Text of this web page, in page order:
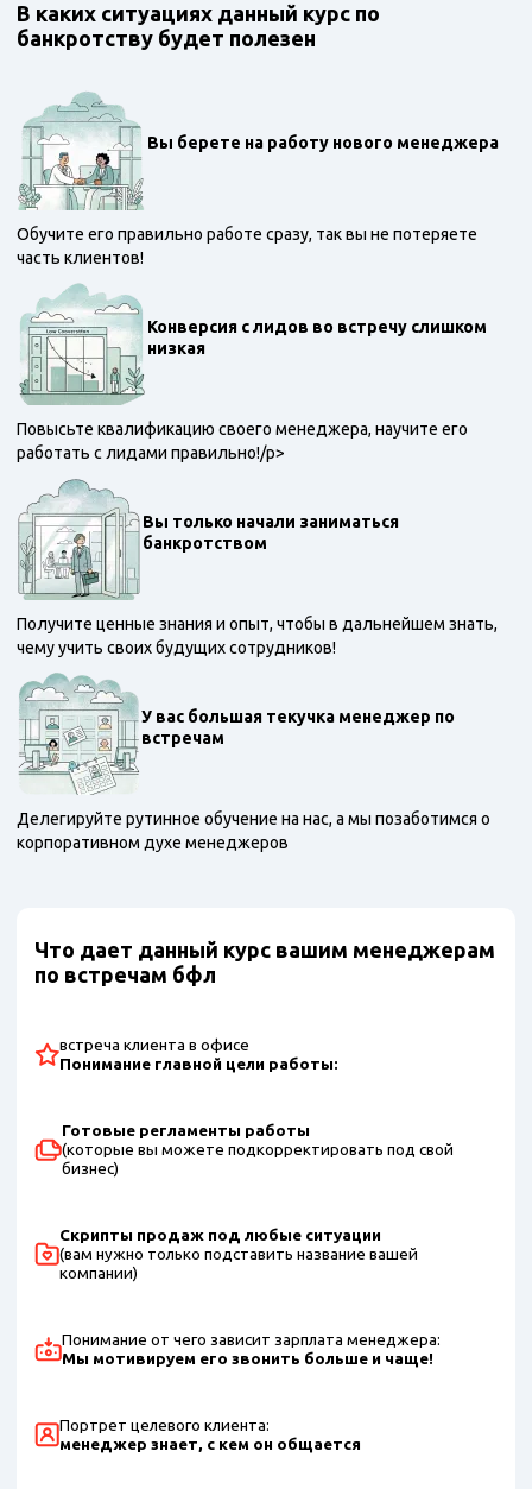
В каких ситуациях данный курс по
банкротству будет полезен
Вы берете на работу нового менеджера
Обучите его правильно работе сразу, так вы не потеряете
часть клиентов!
Конверсия с лидов во встречу слишком
низкая
Повысьте квалификацию своего менеджера, научите его
работать с лидами правильно!/p>
Вы только начали заниматься
банкротством
Получите ценные знания и опыт, чтобы в дальнейшем знать,
чему учить своих будущих сотрудников!
У вас большая текучка менеджер по
встречам
Делегируйте рутинное обучение на нас, а мы позаботимся о
корпоративном духе менеджеров
Что дает данный курс вашим менеджерам
по встречам бфл
встреча клиента в офисе
Понимание главной цели работы:
Готовые регламенты работы
(которые вы можете подкорректировать под свой
бизнес)
Скрипты продаж под любые ситуации
(вам нужно только подставить название вашей
компании)
Понимание от чего зависит зарплата менеджера:
Мы мотивируем его звонить больше и чаще!
Портрет целевого клиента:
менеджер знает, с кем он общается